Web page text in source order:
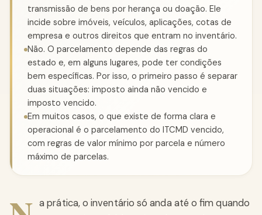
transmissão de bens por herança ou doação. Ele
incide sobre imóveis, veículos, aplicações, cotas de
empresa e outros direitos que entram no inventário.
Não. O parcelamento depende das regras do
estado e, em alguns lugares, pode ter condições
bem específicas. Por isso, o primeiro passo é separar
duas situações: imposto ainda não vencido e
imposto vencido.
Em muitos casos, o que existe de forma clara e
operacional é o parcelamento do ITCMD vencido,
com regras de valor mínimo por parcela e número
máximo de parcelas.
a prática, o inventário só anda até o fim quando